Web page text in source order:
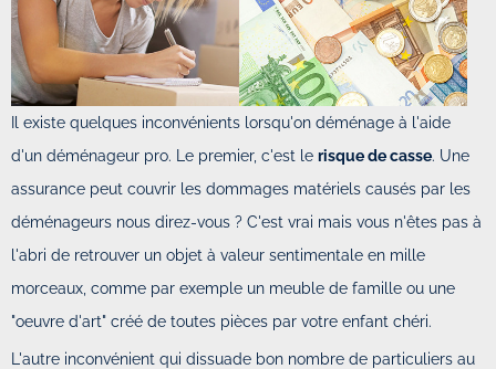
Il existe quelques inconvénients lorsqu'on déménage à l'aide
d'un déménageur pro. Le premier, c'est le risque de casse. Une
assurance peut couvrir les dommages matériels causés par les
déménageurs nous direz-vous ? C'est vrai mais vous n'êtes pas à
l'abri de retrouver un objet à valeur sentimentale en mille
morceaux, comme par exemple un meuble de famille ou une
"oeuvre d'art" créé de toutes pièces par votre enfant chéri.
L'autre inconvénient qui dissuade bon nombre de particuliers au